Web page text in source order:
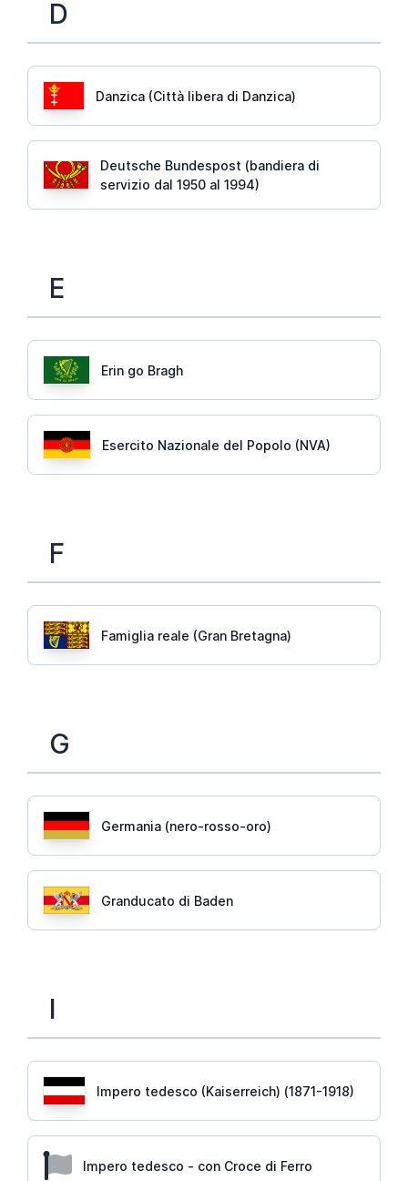
D
Danzica (Città libera di Danzica)
Deutsche Bundespost (bandiera di
servizio dal 1950 al 1994)
E
Erin go Bragh
Esercito Nazionale del Popolo (NVA)
F
Famiglia reale (Gran Bretagna)
G
Germania (nero-rosso-oro)
Granducato di Baden
I
Impero tedesco (Kaiserreich) (1871-1918)
Impero tedesco - con Croce di Ferro